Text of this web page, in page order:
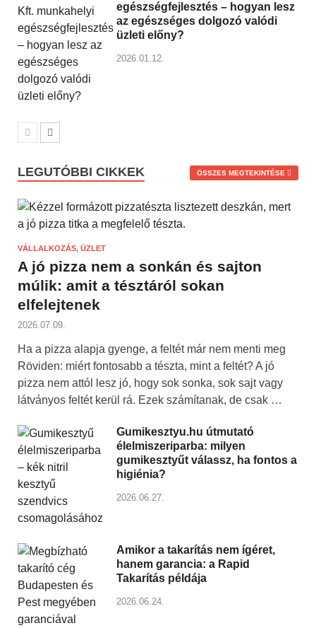
egészségfejlesztés – hogyan lesz
az egészséges dolgozó valódi
üzleti előny?
2026.01.12.
LEGUTÓBBI CIKKEK ÖSSZES MEGTEKINTÉSE
VÁLLALKOZÁS, ÜZLET
A jó pizza nem a sonkán és sajton
múlik: amit a tésztáról sokan
elfelejtenek
2026.07.09.
Ha a pizza alapja gyenge, a feltét már nem menti meg
Röviden: miért fontosabb a tészta, mint a feltét? A jó
pizza nem attól lesz jó, hogy sok sonka, sok sajt vagy
látványos feltét kerül rá. Ezek számítanak, de csak …
Gumikesztyu.hu útmutató
élelmiszeriparba: milyen
gumikesztyűt válassz, ha fontos a
higiénia?
2026.06.27.
Amikor a takarítás nem ígéret,
hanem garancia: a Rapid
Takarítás példája
2026.06.24.